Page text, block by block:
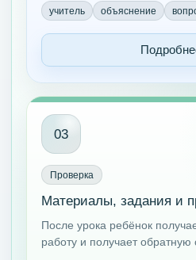
учитель объяснение
03
Проверка
Материалы, задания и
После урока ребёнок
работу и получает обратную